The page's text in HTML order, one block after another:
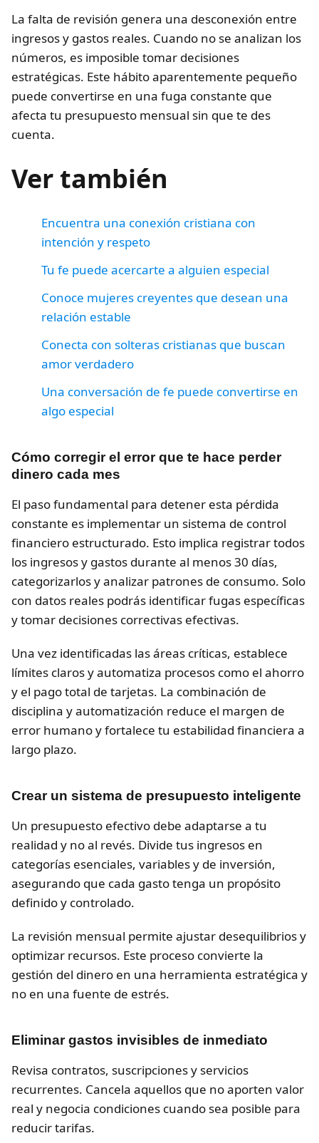
La falta de revisión genera una desconexión entre
ingresos y gastos reales. Cuando no se analizan los
números, es imposible tomar decisiones
estratégicas. Este hábito aparentemente pequeño
puede convertirse en una fuga constante que
afecta tu presupuesto mensual sin que te des
cuenta.
Ver también
Encuentra una conexión cristiana con
intención y respeto
Tu fe puede acercarte a alguien especial
Conoce mujeres creyentes que desean una
relación estable
Conecta con solteras cristianas que buscan
amor verdadero
Una conversación de fe puede convertirse en
algo especial
Cómo corregir el error que te hace perder
dinero cada mes
El paso fundamental para detener esta pérdida
constante es implementar un sistema de control
financiero estructurado. Esto implica registrar todos
los ingresos y gastos durante al menos 30 días,
categorizarlos y analizar patrones de consumo. Solo
con datos reales podrás identificar fugas específicas
y tomar decisiones correctivas efectivas.
Una vez identificadas las áreas críticas, establece
límites claros y automatiza procesos como el ahorro
y el pago total de tarjetas. La combinación de
disciplina y automatización reduce el margen de
error humano y fortalece tu estabilidad financiera a
largo plazo.
Crear un sistema de presupuesto inteligente
Un presupuesto efectivo debe adaptarse a tu
realidad y no al revés. Divide tus ingresos en
categorías esenciales, variables y de inversión,
asegurando que cada gasto tenga un propósito
definido y controlado.
La revisión mensual permite ajustar desequilibrios y
optimizar recursos. Este proceso convierte la
gestión del dinero en una herramienta estratégica y
no en una fuente de estrés.
Eliminar gastos invisibles de inmediato
Revisa contratos, suscripciones y servicios
recurrentes. Cancela aquellos que no aporten valor
real y negocia condiciones cuando sea posible para
reducir tarifas.